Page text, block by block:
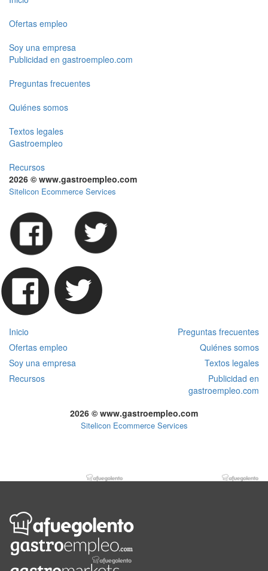
Ofertas empleo
Soy una empresa
Publicidad en gastroempleo.com
Preguntas frecuentes
Quiénes somos
Textos legales
Gastroempleo
Recursos
2026 © www.gastroempleo.com
Sitelicon Ecommerce Services
Inicio
Preguntas frecuentes
Ofertas empleo
Quiénes somos
Soy una empresa
Textos legales
Recursos
Publicidad en
gastroempleo.com
2026 © www.gastroempleo.com
Sitelicon Ecommerce Services